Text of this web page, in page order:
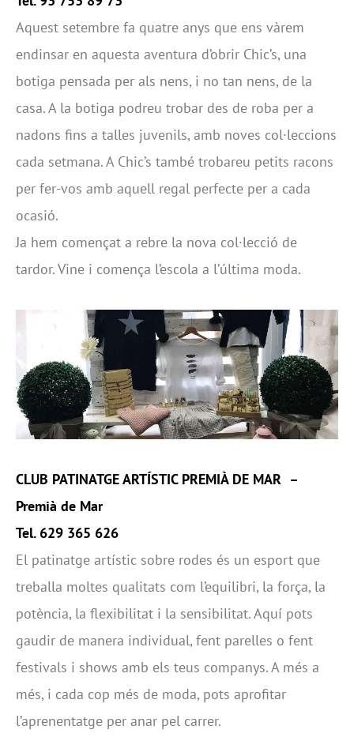
Aquest setembre fa quatre anys que ens vàrem
endinsar en aquesta aventura d’obrir Chic’s, una
botiga pensada per als nens, i no tan nens, de la
casa. A la botiga podreu trobar des de roba per a
nadons fins a talles juvenils, amb noves col·leccions
cada setmana. A Chic’s també trobareu petits racons
per fer-vos amb aquell regal perfecte per a cada
ocasió.
Ja hem començat a rebre la nova col·lecció de
tardor. Vine i comença l’escola a l’última moda.
CLUB PATINATGE ARTÍSTIC PREMIÀ DE MAR –
Premià de Mar
Tel. 629 365 626
El patinatge artístic sobre rodes és un esport que
treballa moltes qualitats com l’equilibri, la força, la
potència, la flexibilitat i la sensibilitat. Aquí pots
gaudir de manera individual, fent parelles o fent
festivals i shows amb els teus companys. A més a
més, i cada cop més de moda, pots aprofitar
l’aprenentatge per anar pel carrer.